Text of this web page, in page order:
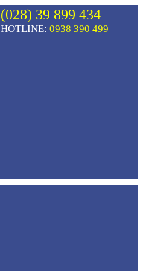
(028) 39 899 434
HOTLINE: 0938 390 499